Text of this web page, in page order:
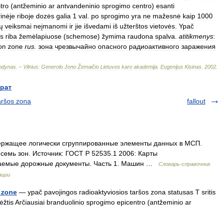
(antžeminio ar antvandeninio sprogimo centro) esanti
riboje dozės galia 1 val po sprogimo yra ne mažesnė kaip 1000
veiksmai neįmanomi ir jie išvedami iš užterštos vietovės Ypač
riba žemėlapiuose (schemose) žymima raudona spalva atitikmenys:
zone rus зона чрезвычайно опасного радиоактивного заражения
. – Vilnius: Generolo Jono Žemaičio Lietuvos karo akademija Eugenijus Kisinas 2002
zona
fallout
логически сгруппированные элементы данных в МСП.
зон. Источник: ГОСТ Р 52535.1 2006: Карты
дорожные документы. Часть 1. Машин …
Словарь-справочник
— ypač pavojingos radioaktyviosios taršos zona statusas T sritis
Arčiausiai branduolinio sprogimo epicentro (antžeminio ar